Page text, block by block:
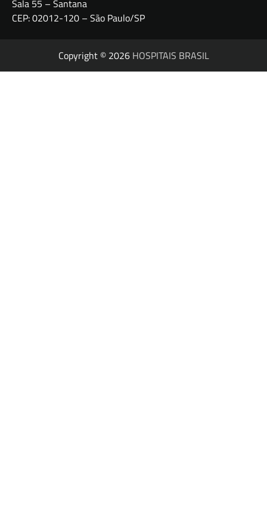
Sala 55 – Santana
CEP: 02012-120 – São Paulo/SP
Copyright © 2026 HOSPITAIS BRASIL